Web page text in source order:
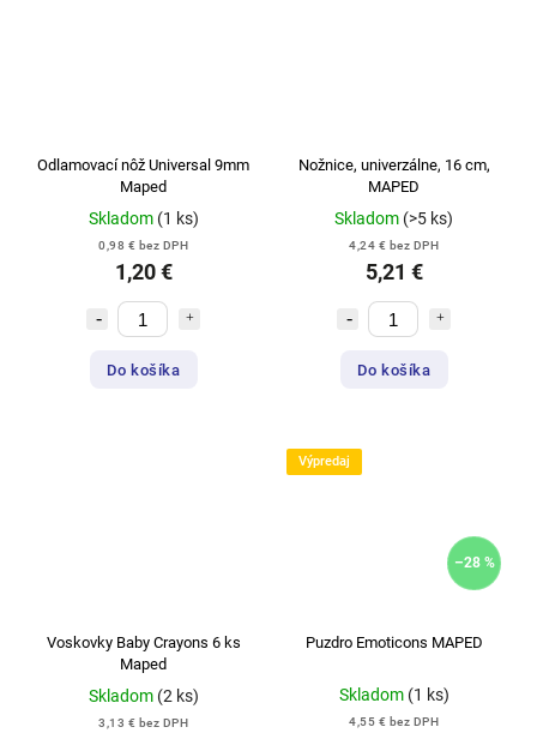
Odlamovací nôž Universal 9mm
Maped
Skladom (1 ks)
0,98 € bez DPH
1,20 €
Do košíka
Nožnice, univerzálne, 16 cm,
MAPED
Skladom (>5 ks)
4,24 € bez DPH
5,21 €
Do košíka
Voskovky Baby Crayons 6 ks
Maped
Skladom (2 ks)
3,13 € bez DPH
Výpredaj
–28 %
Puzdro Emoticons MAPED
Skladom (1 ks)
4,55 € bez DPH